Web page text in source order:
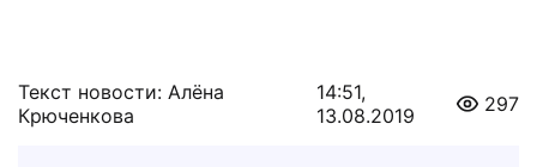
Текст новости: Алёна
Крюченкова
14:51,
13.08.2019
297